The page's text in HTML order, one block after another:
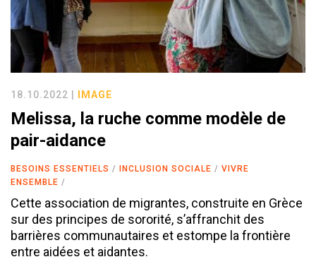
18.10.2022 | IMAGE
Melissa, la ruche comme modèle de
pair-aidance
BESOINS ESSENTIELS INCLUSION SOCIALE
VIVRE
ENSEMBLE
Cette association de migrantes, construite en Grèce
sur des principes de sororité, s’affranchit des
barrières communautaires et estompe la frontière
entre aidées et aidantes.